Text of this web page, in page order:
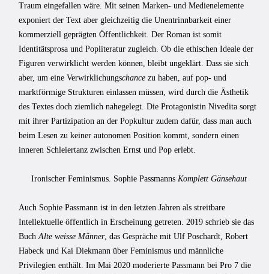
Traum eingefallen wäre. Mit seinen Marken- und Medienelemente
exponiert der Text aber gleichzeitig die Unentrinnbarkeit einer
kommerziell geprägten Öffentlichkeit. Der Roman ist somit
Identitätsprosa und Popliteratur zugleich. Ob die ethischen Ideale der
Figuren verwirklicht werden können, bleibt ungeklärt. Dass sie sich
aber, um eine Verwirklichungschance zu haben, auf pop- und
marktförmige Strukturen einlassen müssen, wird durch die Ästhetik
des Textes doch ziemlich nahegelegt. Die Protagonistin Nivedita sorgt
mit ihrer Partizipation an der Popkultur zudem dafür, dass man auch
beim Lesen zu keiner autonomen Position kommt, sondern einen
inneren Schleiertanz zwischen Ernst und Pop erlebt.
Ironischer Feminismus. Sophie PassmannsKomplett Gänsehaut
Auch Sophie Passmann ist in den letzten Jahren als streitbare
Intellektuelle öffentlich in Erscheinung getreten. 2019 schrieb sie das
Buch Alte weisse Männer, das Gespräche mit Ulf Poschardt, Robert
Habeck und Kai Diekmann über Feminismus und männliche
Privilegien enthält. Im Mai 2020 moderierte Passmann bei Pro 7 die